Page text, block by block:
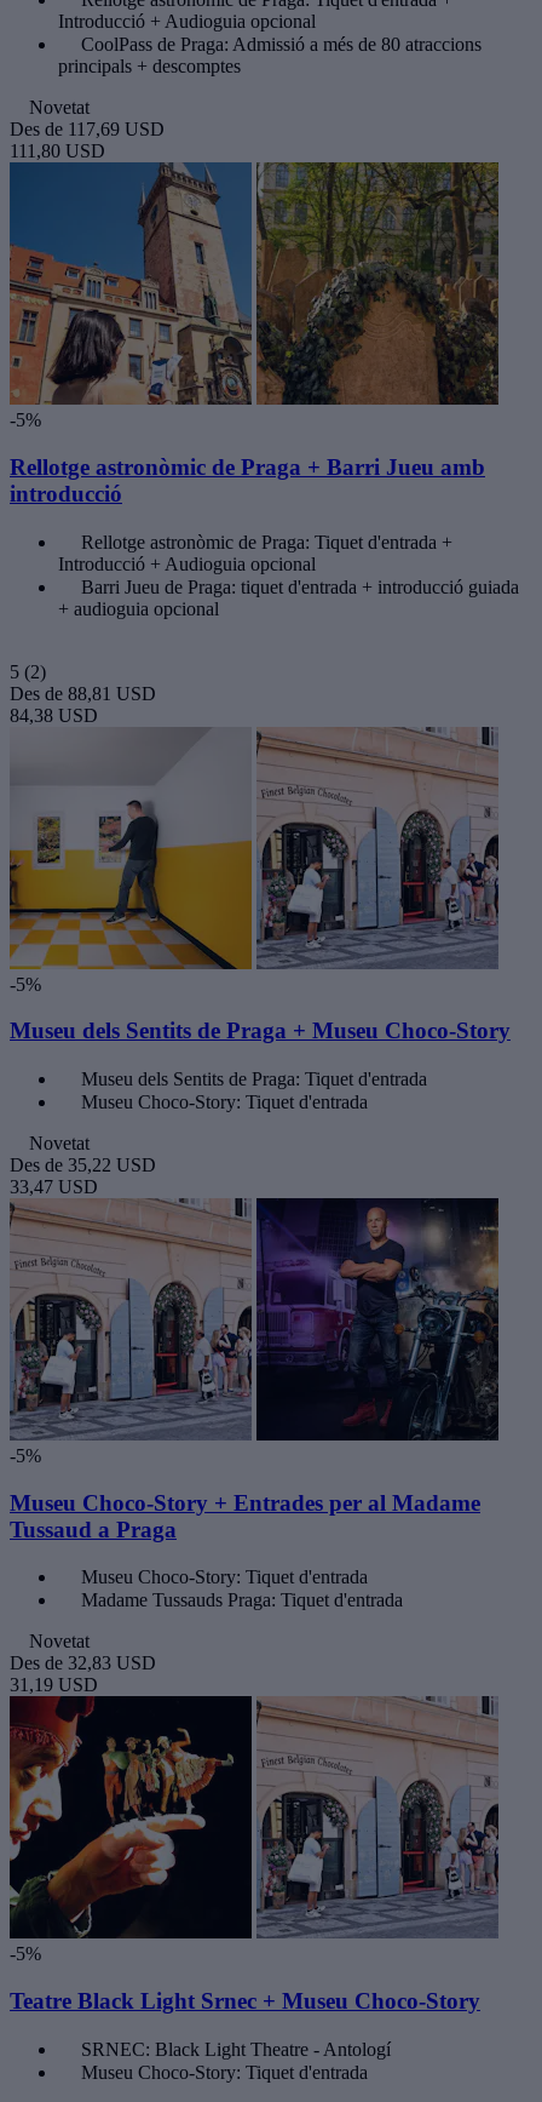
Introducció + Audioguia opcional
CoolPass de Praga: Admissió a més de 80 atraccions
principals + descomptes
Novetat
Des de 117,69 USD
111,80 USD
-5%
Rellotge astronòmic de Praga + Barri Jueu amb
introducció
Rellotge astronòmic de Praga: Tiquet d'entrada +
Introducció + Audioguia opcional
Barri Jueu de Praga: tiquet d'entrada + introducció guiada
+ audioguia opcional
5 (2)
Des de 88,81 USD
84,38 USD
-5%
Museu dels Sentits de Praga + Museu Choco-Story
Museu dels Sentits de Praga: Tiquet d'entrada
Museu Choco-Story: Tiquet d'entrada
Novetat
Des de 35,22 USD
33,47 USD
-5%
Museu Choco-Story + Entrades per al Madame
Tussaud a Praga
Museu Choco-Story: Tiquet d'entrada
Madame Tussauds Praga: Tiquet d'entrada
Novetat
Des de 32,83 USD
31,19 USD
-5%
Teatre Black Light Srnec + Museu Choco-Story
SRNEC: Black Light Theatre - Antologí
Museu Choco-Story: Tiquet d'entrada